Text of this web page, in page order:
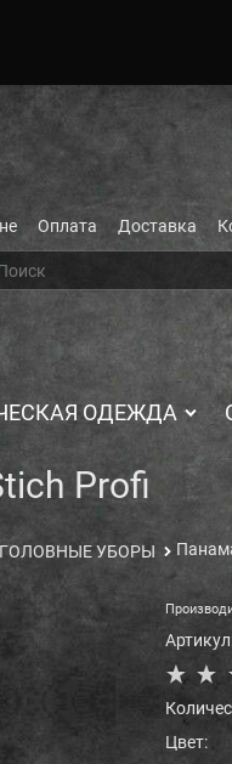
Оплата Доставка
ОДЕЖДА
Profi
ГОЛОВНЫЕ УБОРЫ
Цвет: